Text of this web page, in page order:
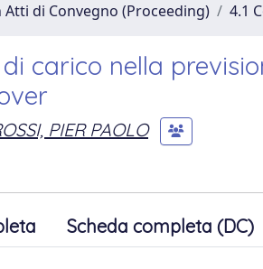
di Convegno (Proceeding) 4.1
carico nella
PIER PAOLO
Scheda completa (DC)